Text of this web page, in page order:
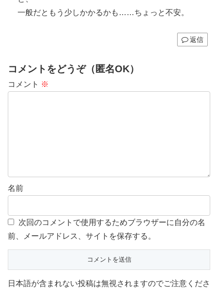
一般だともう少しかかるかも……ちょっと不安。
返信
コメントをどうぞ（匿名OK）
コメント ※
名前
次回のコメントで使用するためブラウザーに自分の名
前、メールアドレス、サイトを保存する。
日本語が含まれない投稿は無視されますのでご注意くださ